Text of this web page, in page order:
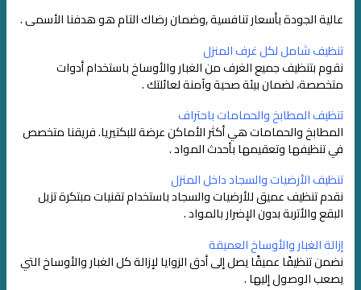
عالية الجودة بأسعار تنافسية ,وضمان رضاك التام هو هدفنا الأسمى .
تنظيف شامل لكل غرف المنزل
نقوم بتنظيف جميع الغرف من الغبار والأوساخ باستخدام أدوات
متخصصة، لضمان بيئة صحية وآمنة لعائلتك .
تنظيف المطابخ والحمامات باحتراف
المطابخ والحمامات هي أكثر الأماكن عرضة للبكتيريا. فريقنا متخصص
في تنظيفها وتعقيمها بأحدث المواد .
تنظيف الأرضيات والسجاد داخل المنزل
نقدم تنظيف عميق للأرضيات والسجاد باستخدام تقنيات مبتكرة تزيل
البقع والأتربة بدون الإضرار بالمواد .
إزالة الغبار والأوساخ العميقة
نضمن تنظيفًا عميقًا يصل إلى أدق الزوايا لإزالة كل الغبار والأوساخ التي
يصعب الوصول إليها .